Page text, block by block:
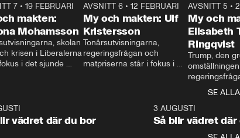
24:30
7• 19 FEBRUARI
makten:
Mohamsson
skolan
krisen i Liberalerna
i det sjunde
My
ställer
och
27:30
AVSNITT 6 •12 FEBRUARI
My och makten: Ulf
Kristersson
Tonårsutvisningarna,
regeringsfrågan och
matpriserna står i fokus i
Rohwedder ställer
statsminister Ulf Kristersson
AVSNITT 5 •
My och
Elisabeth
Ringqvist
Trump, den
centrum i
avsnittet av
Makten”. Se
Aftonbladets
SE ALLA
vädret där du bor
3 AUGUSTI
Så blir vädret där